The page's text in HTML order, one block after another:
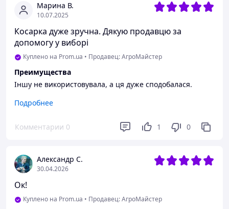
Марина В.
10.07.2025
Косарка дуже зручна. Дякую продавцю за
допомогу у виборі
Куплено на Prom.ua • Продавец: АгроМайстер
Преимущества
Іншу не використовувала, а ця дуже сподобалася.
Недостатки
Подробнее
Комментарии 0 1 0
Александр С.
30.04.2026
Ок!
Куплено на Prom.ua • Продавец: АгроМайстер